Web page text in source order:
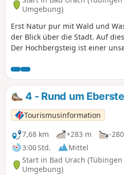
Umgebung)
Erst Natur pur mit Wald und
der Blick über die Stadt. Auf
Der Hochbergsteig ist einer
Wandergäste zu den
Biosphärengebiets
Aussichtspunkt Michelskäppele,
verschiedenen Felsvorsprünge
überzeugen mit fantastischen
und das Seeburger Tal.
Aussichtspunkten verläuft ein
der Albkante. Gemütliche
Entspannen auf der
4 - Rund um
Tourismusinformation
7,68 km
+283 m
-
3:00 Std.
Mittel
Start in Bad Urach
Umgebung)